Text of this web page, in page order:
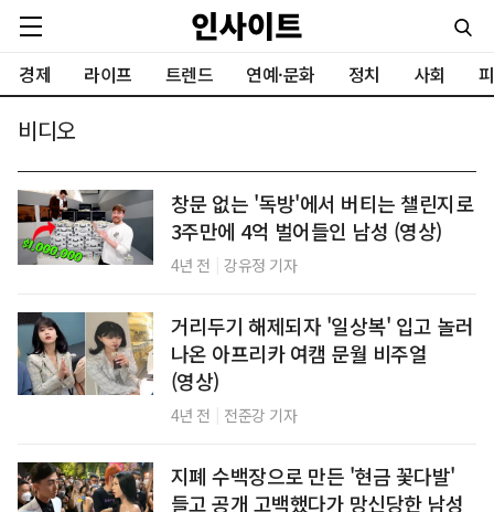
경제 라이프 트렌드 연예·문화 정치 사회
비디오
창문 없는 '독방'에서 버티는 챌린지로
3주만에 4억 벌어들인 남성 (영상)
4년 전 강유정 기자
거리두기 해제되자 '일상복' 입고 놀러
나온 아프리카 여캠 문월 비주얼
(영상)
4년 전 전준강 기자
지폐 수백장으로 만든 '현금 꽃다발'
들고 공개 고백했다가 망신당한 남성